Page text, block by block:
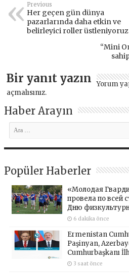
Previous
Her geçen gün dünya
pazarlarında daha etkin ve
belirleyici roller üstleniyoruz
“Mini
Bir yanıt yazın Yorum
açmalısınız.
Haber Arayın
Popüler Haberler
«Молодая
провела по всей
Дню
6 dakika önce
Ermenistan
Paşinyan,
Cumhurbaşkanı
3 saat önce